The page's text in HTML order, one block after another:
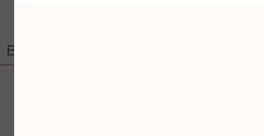
Bezoek onze webshop